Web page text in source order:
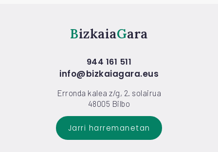
Bizkaia Gara
944 161 511
info@bizkaiagara.eus
Erronda kalea z/g, 2. solairua
48005 Bilbo
Jarri harremanetan